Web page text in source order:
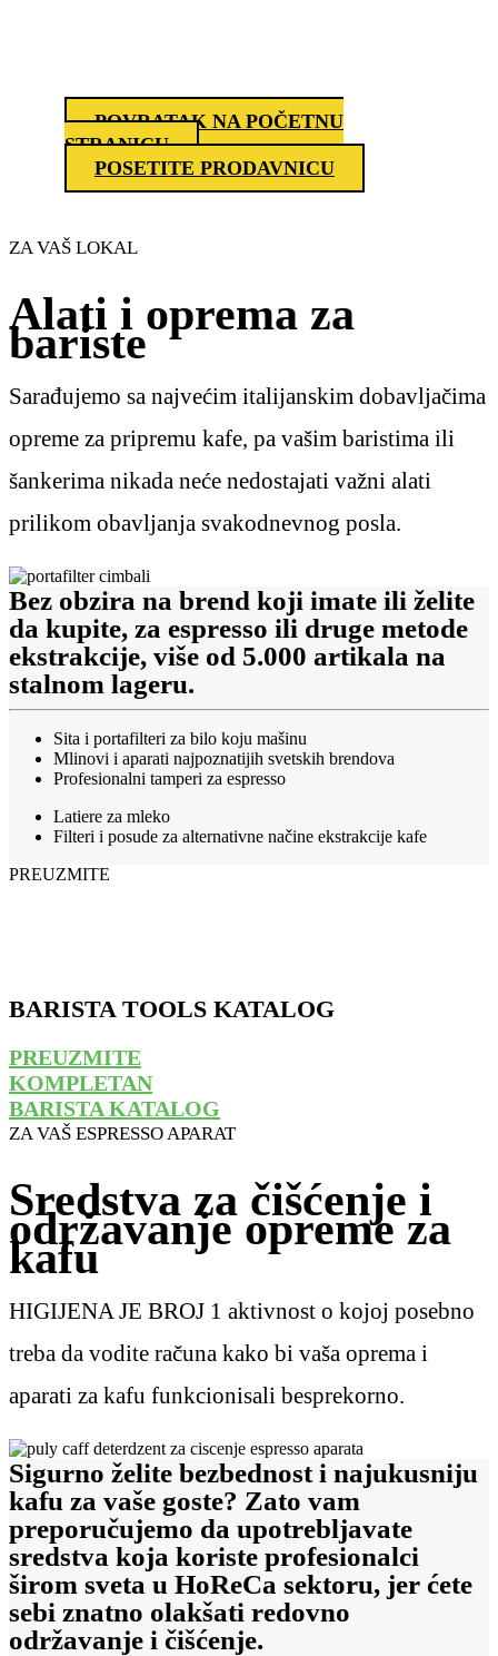
POVRATAK NA POČETNU
STRANICU
POSETITE PRODAVNICU
ZA VAŠ LOKAL
Alati i oprema za
bariste
Sarađujemo sa najvećim italijanskim dobavljačima
opreme za pripremu kafe, pa vašim baristima ili
šankerima nikada neće nedostajati važni alati
prilikom obavljanja svakodnevnog posla.
Bez obzira na brend koji imate ili želite
da kupite, za espresso ili druge metode
ekstrakcije, više od 5.000 artikala na
stalnom lageru.
Sita i portafilteri za bilo koju mašinu
Mlinovi i aparati najpoznatijih svetskih brendova
Profesionalni tamperi za espresso
Latiere za mleko
Filteri i posude za alternativne načine ekstrakcije kafe
PREUZMITE
BARISTA TOOLS KATALOG
PREUZMITE
KOMPLETAN
BARISTA KATALOG
ZA VAŠ ESPRESSO APARAT
Sredstva za čišćenje i
održavanje opreme za
kafu
HIGIJENA JE BROJ 1 aktivnost o kojoj posebno
treba da vodite računa kako bi vaša oprema i
aparati za kafu funkcionisali besprekorno.
Sigurno želite bezbednost i najukusniju
kafu za vaše goste? Zato vam
preporučujemo da upotrebljavate
sredstva koja koriste profesionalci
širom sveta u HoReCa sektoru, jer ćete
sebi znatno olakšati redovno
održavanje i čišćenje.